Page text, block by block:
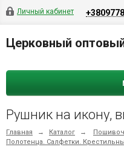
Личный кабинет
Церковный
Главная → Каталог →
Полотенца. Салфетки.